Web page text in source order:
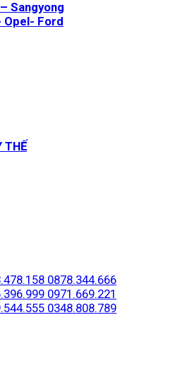
Sangyong
Opel- Ford
THẾ
0878.344.666
0971.669.221
0348.808.789